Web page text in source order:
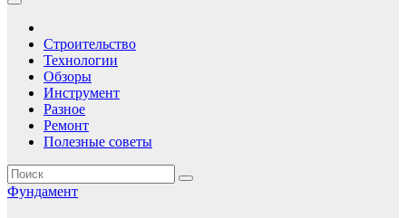
Строительство
Технологии
Обзоры
Инструмент
Разное
Ремонт
Полезные советы
Фундамент